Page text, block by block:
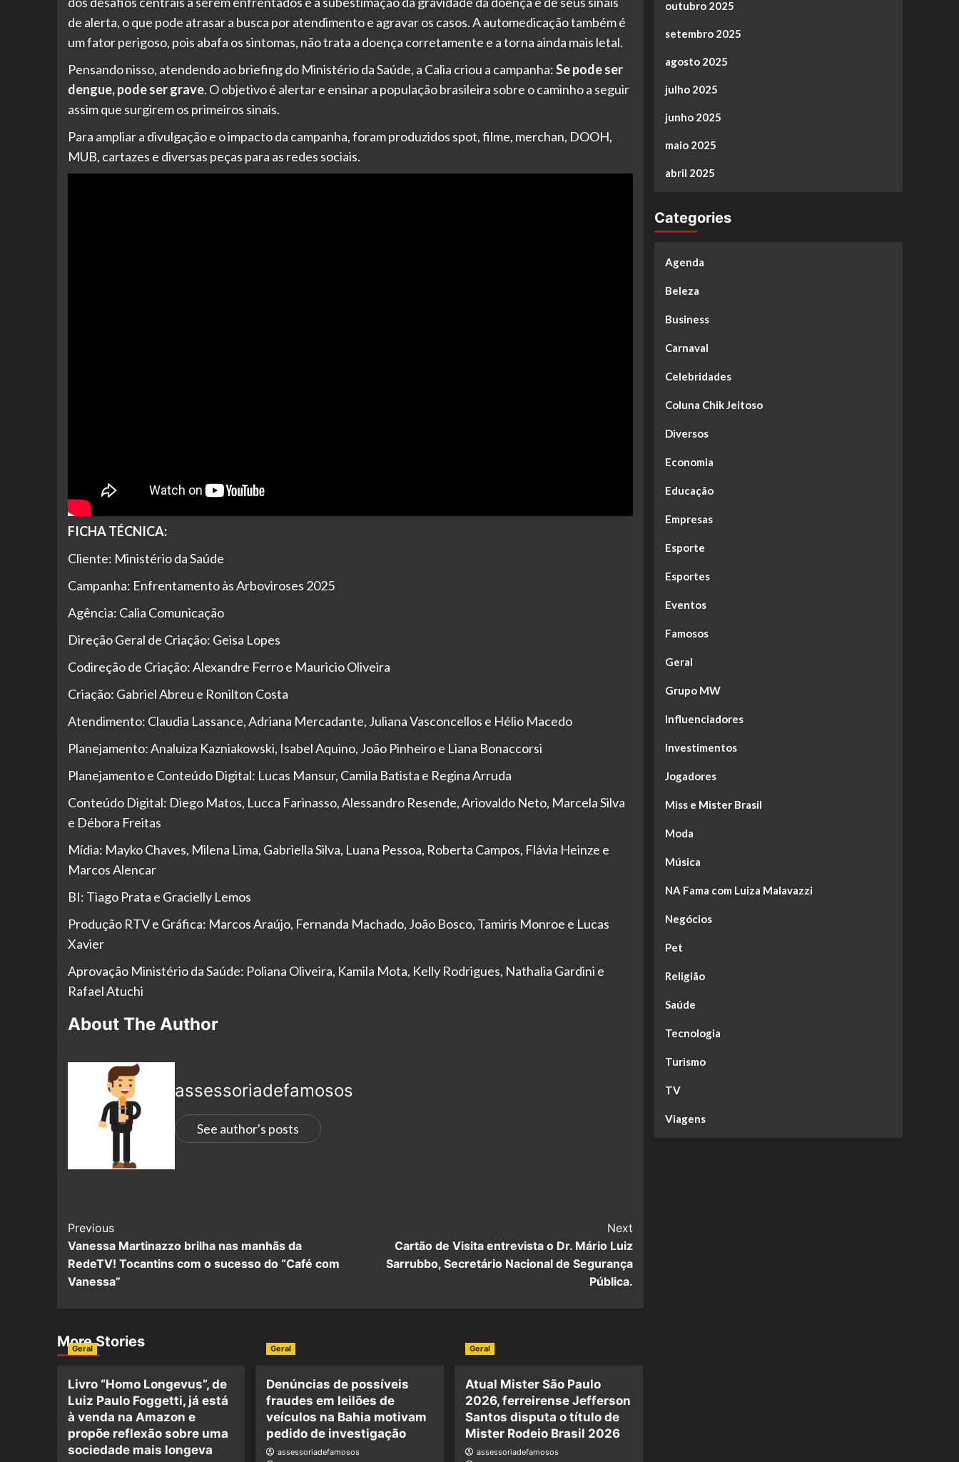
de alerta, o que pode atrasar a busca por atendimento e agravar os casos. A automedicação também é
um fator perigoso, pois abafa os sintomas, não trata a doença corretamente e a torna ainda mais letal.
Pensando nisso, atendendo ao briefing do Ministério da Saúde, a Calia criou a campanha:Se pode ser
dengue, pode ser grave. O objetivo é alertar e ensinar a população brasileira sobre o caminho a seguir
assim que surgirem os primeiros sinais.
Para ampliar a divulgação e o impacto da campanha, foram produzidos spot, filme, merchan, DOOH,
MUB, cartazes e diversas peças para as redes sociais.
FICHA TÉCNICA:
Cliente: Ministério da Saúde
Campanha: Enfrentamento às Arboviroses 2025
Agência: Calia Comunicação
Direção Geral de Criação: Geisa Lopes
Codireção de Criação: Alexandre Ferro e Mauricio Oliveira
Criação: Gabriel Abreu e Ronilton Costa
Atendimento: Claudia Lassance, Adriana Mercadante, Juliana Vasconcellos e Hélio Macedo
Planejamento: Analuiza Kazniakowski, Isabel Aquino, João Pinheiro e Liana Bonaccorsi
Planejamento e Conteúdo Digital: Lucas Mansur, Camila Batista e Regina Arruda
Conteúdo Digital: Diego Matos, Lucca Farinasso, Alessandro Resende, Ariovaldo Neto, Marcela Silva
e Débora Freitas
Mídia: Mayko Chaves, Milena Lima, Gabriella Silva, Luana Pessoa, Roberta Campos, Flávia Heinze e
Marcos Alencar
BI: Tiago Prata e Gracielly Lemos
Produção RTV e Gráfica: Marcos Araújo, Fernanda Machado, João Bosco, Tamiris Monroe e Lucas
Xavier
Aprovação Ministério da Saúde: Poliana Oliveira, Kamila Mota, Kelly Rodrigues, Nathalia Gardini e
Rafael Atuchi
About The Author
assessoriadefamosos
See author's posts
Previous
Vanessa Martinazzo brilha nas manhãs da
RedeTV! Tocantins com o sucesso do “Café com
Vanessa”
Next
Cartão de Visita entrevista o Dr. Mário Luiz
Sarrubbo, Secretário Nacional de Segurança
Pública.
More Stories
Geral
Livro “Homo Longevus”, de
Luiz Paulo Foggetti, já está
à venda na Amazon e
propõe reflexão sobre uma
sociedade mais longeva
Geral
Denúncias de possíveis
fraudes em leilões de
veículos na Bahia motivam
pedido de investigação
assessoriadefamosos
Geral
Atual Mister São Paulo
2026, ferreirense Jefferson
Santos disputa o título de
Mister Rodeio Brasil 2026
assessoriadefamosos
outubro 2025
setembro 2025
agosto 2025
julho 2025
junho 2025
maio 2025
abril 2025
Categories
Agenda
Beleza
Business
Carnaval
Celebridades
Coluna Chik Jeitoso
Diversos
Economia
Educação
Empresas
Esporte
Esportes
Eventos
Famosos
Geral
Grupo MW
Influenciadores
Investimentos
Jogadores
Miss e Mister Brasil
Moda
Música
NA Fama com Luiza Malavazzi
Negócios
Pet
Religião
Saúde
Tecnologia
Turismo
TV
Viagens